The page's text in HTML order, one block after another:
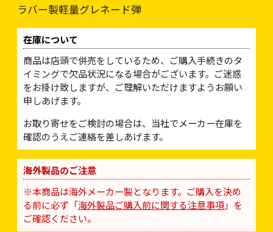
ラバー製軽量グレネード弾
在庫について
商品は店頭で併売をしているため、ご購入手続きのタ
イミングで欠品状況になる場合がございます。ご迷惑
をお掛け致しますが、ご理解いただけますようお願い
申しあげます。
お取り寄せをご検討の場合は、当社でメーカー在庫を
確認のうえご連絡を差しあげます。
海外製品のご注意
※本商品は海外メーカー製となります。ご購入を決め
る前に必ず「海外製品ご購入前に関する注意事項」を
ご確認ください。